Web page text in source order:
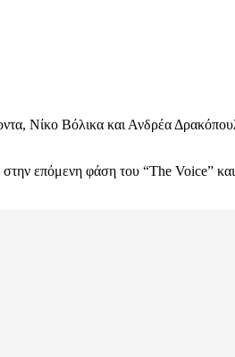
Νίκο Βόλικα και Ανδρέα
επόμενη φάση του “The Voice”